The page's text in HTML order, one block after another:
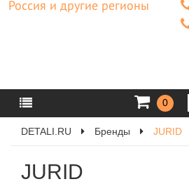
Россия и другие регионы
0
DETALI.RU Бренды JURID
JURID